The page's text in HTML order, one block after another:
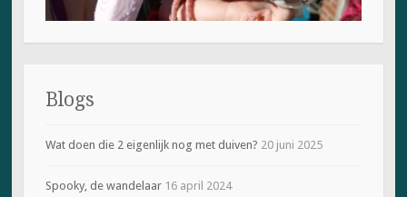
i
u
n
s
r
g
p
Blogs
Wat doen die 2 eigenlijk nog met duiven? 20 juni 2025
Spooky, de wandelaar 16 april 2024